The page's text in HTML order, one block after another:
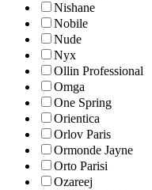
Nishane
Nobile
Nude
Nyx
Ollin Professional
Omga
One Spring
Orientica
Orlov Paris
Ormonde Jayne
Orto Parisi
Ozareej